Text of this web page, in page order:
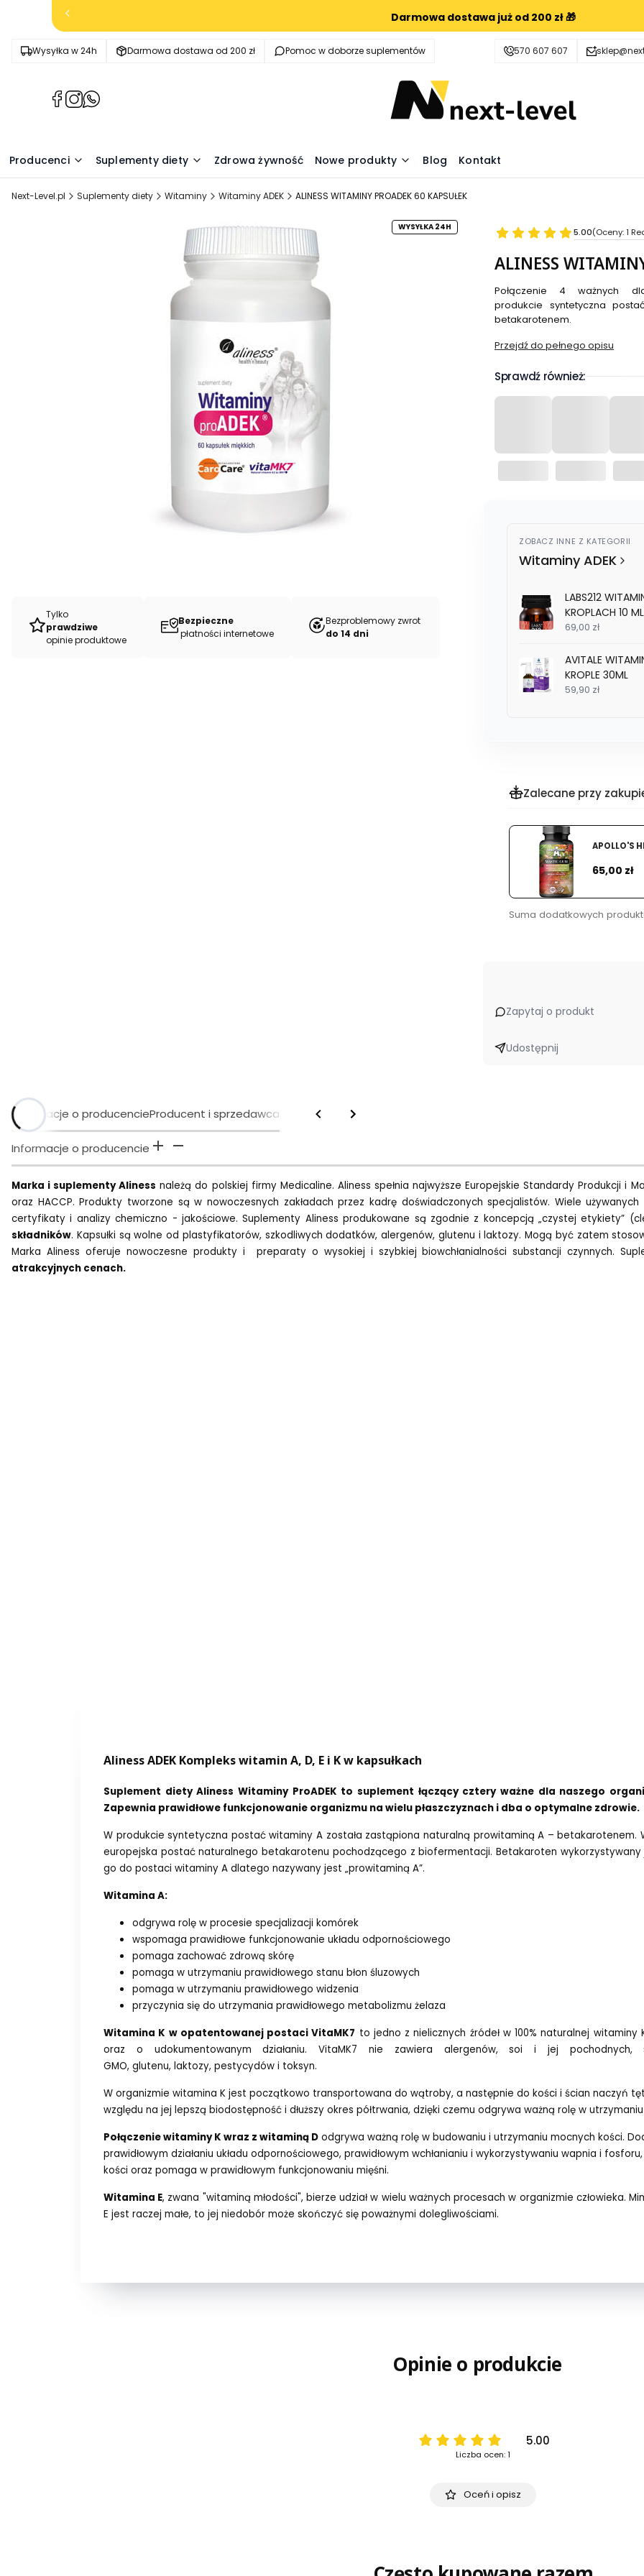
Darmowa dostawa już od 200 zł 🎁
Wysyłka w 24h Darmowa dostawa od 200 zł Pomoc w doborze suplementów 570 607 607
(Otwiera
karcie)
(Otwiera
karcie)
(Otwiera
karcie)
Producenci Suplementy diety Zdrowa żywność Nowe produkty Blog Kontakt
Next-Level.pl Suplementy diety Witaminy Witaminy ADEK ALINESS WITAMINY PROADEK 60 KAPSUŁEK
Tylko
prawdziwe
opinie produktowe
Bezpieczne
płatności internetowe
Bezproblemowy zwrot
do 14 dni
WYSYŁKA 24H 5.00(Oceny: 1
ALINESS
Połączenie 4 ważnych
produkcie syntetyczna
betakarotenem.
Przejdź do pełnego opisu
Sprawdź również:
ZOBACZ INNE Z KATEGORII
Witaminy ADEK
LABS212
KROPLACH 10 ML
69,00 zł
AVITALE
KROPLE 30ML
59,90 zł
Zalecane przy
APOLLO'S
Cena
65,00 zł
Suma dodatkowych
Zapytaj o produkt
Udostępnij
Informacje o producencieProducent i sprzedawca
Informacje o producencie
Marka i suplementy Aliness należą do polskiej firmy Medicaline. Aliness spełnia najwyższe Europejskie Standardy Produkcji i
oraz HACCP. Produkty tworzone są w nowoczesnych zakładach przez kadrę doświadczonych specjalistów. Wiele
certyfikaty i analizy chemiczno - jakościowe. Suplementy Aliness produkowane są zgodnie z koncepcją „czystej etykiety”
składników. Kapsułki są wolne od plastyfikatorów, szkodliwych dodatków, alergenów, glutenu i laktozy. Mogą być zatem
Marka Aliness oferuje nowoczesne produkty i preparaty o wysokiej i szybkiej biowchłanialności substancji czynnych.
atrakcyjnych cenach.
Aliness ADEK Kompleks witamin A, D, E i K w kapsułkach
Suplement diety Aliness Witaminy ProADEK to suplement łączący cztery ważne dla naszego
Zapewnia prawidłowe funkcjonowanie organizmu na wielu płaszczyznach i dba o optymalne zdrowie.
W produkcie syntetyczna postać witaminy A została zastąpiona naturalną prowitaminą A – betakarotenem.
europejska postać naturalnego betakarotenu pochodzącego z biofermentacji. Betakaroten wykorzystywany
go do postaci witaminy A dlatego nazywany jest „prowitaminą A”.
Witamina A:
odgrywa rolę w procesie specjalizacji komórek
wspomaga prawidłowe funkcjonowanie układu odpornościowego
pomaga zachować zdrową skórę
pomaga w utrzymaniu prawidłowego stanu błon śluzowych
pomaga w utrzymaniu prawidłowego widzenia
przyczynia się do utrzymania prawidłowego metabolizmu żelaza
Witamina K w opatentowanej postaci VitaMK7 to jedno z nielicznych źródeł w 100% naturalnej
oraz o udokumentowanym działaniu.VitaMK7 nie zawiera alergenów, soi i jej pochodnych,
GMO, glutenu, laktozy, pestycydów i toksyn.
W organizmie witamina K jest początkowo transportowana do wątroby, a następnie do kości i ścian naczyń
względu na jej lepszą biodostępność i dłuższy okres półtrwania, dzięki czemu odgrywa ważną rolę w
Połączenie witaminy K wraz z witaminą D odgrywa ważną rolę w budowaniu i utrzymaniu mocnych kości.
prawidłowym działaniu układu odpornościowego, prawidłowym wchłanianiu i wykorzystywaniu wapnia i
kości oraz pomaga w prawidłowym funkcjonowaniu mięśni.
Witamina E, zwana "witaminą młodości", bierze udział w wielu ważnych procesach w organizmie człowieka.
E jest raczej małe, to jej niedobór może skończyć się poważnymi dolegliwościami.
Opinie o produkcie
5.00
Liczba ocen: 1
Oceń i opisz